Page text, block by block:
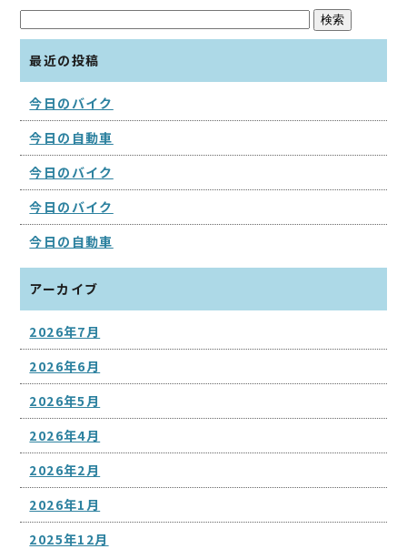
最近の投稿
今日のバイク
今日の自動車
今日のバイク
今日のバイク
今日の自動車
アーカイブ
2026年7月
2026年6月
2026年5月
2026年4月
2026年2月
2026年1月
2025年12月